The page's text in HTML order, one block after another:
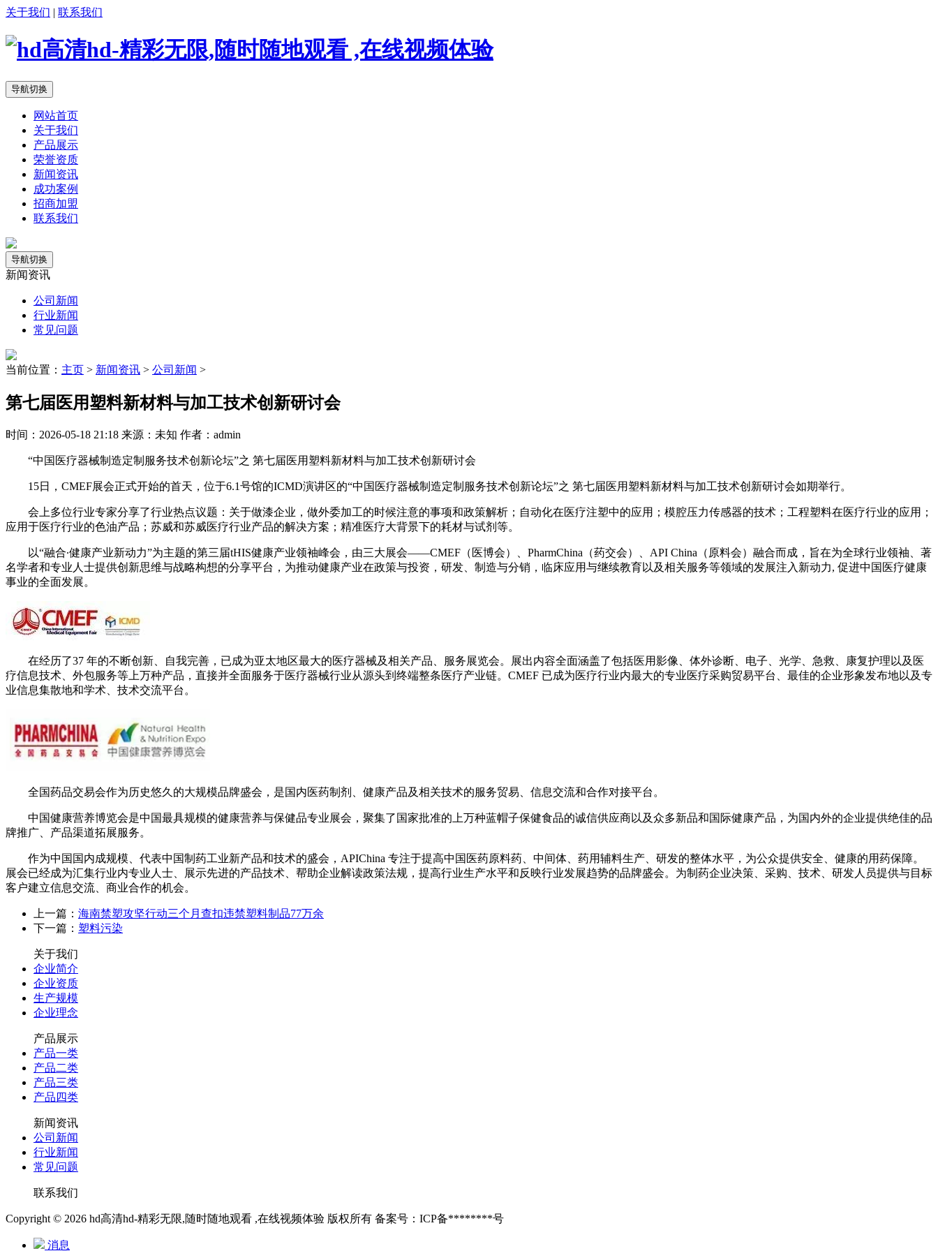
关于我们 | 联系我们
导航切换
网站首页
关于我们
产品展示
荣誉资质
新闻资讯
成功案例
招商加盟
联系我们
导航切换
新闻资讯
公司新闻
行业新闻
常见问题
当前位置： 主页 > 新闻资讯 > 公司新闻 >
第七届医用塑料新材料与加工技术创新研讨会
时间：2026-05-18 21:18 来源：未知 作者：admin
“中国医疗器械制造定制服务技术创新论坛”之 第七届医用塑料新材料与加工技术创新研讨会
15日，CMEF展会正式开始的首天，位于6.1号馆的ICMD演讲区的“中国医疗器械制造定制服务技术创新论坛”之 第七届医用塑料新材料与加工技术创新研讨会如期举行。
会上多位行业专家分享了行业热点议题：关于做漆企业，做外委加工的时候注意的事项和政策解析；自动化在医疗注塑中的应用；模腔压力传感器的技术；工程塑料在医疗行业的应用；
应用于医疗行业的色油产品；苏威和苏威医疗行业产品的解决方案；精准医疗大背景下的耗材与试剂等。
以“融合∙健康产业新动力”为主题的第三届tHIS健康产业领袖峰会，由三大展会——CMEF（医博会）、PharmChina（药交会）、API China（原料会）融合而成，旨在为全球行业领袖、著
名学者和专业人士提供创新思维与战略构想的分享平台，为推动健康产业在政策与投资，研发、制造与分销，临床应用与继续教育以及相关服务等领域的发展注入新动力, 促进中国医疗健康
事业的全面发展。
在经历了37 年的不断创新、自我完善，已成为亚太地区最大的医疗器械及相关产品、服务展览会。展出内容全面涵盖了包括医用影像、体外诊断、电子、光学、急救、康复护理以及医
疗信息技术、外包服务等上万种产品，直接并全面服务于医疗器械行业从源头到终端整条医疗产业链。CMEF 已成为医疗行业内最大的专业医疗采购贸易平台、最佳的企业形象发布地以及专
业信息集散地和学术、技术交流平台。
全国药品交易会作为历史悠久的大规模品牌盛会，是国内医药制剂、健康产品及相关技术的服务贸易、信息交流和合作对接平台。
中国健康营养博览会是中国最具规模的健康营养与保健品专业展会，聚集了国家批准的上万种蓝帽子保健食品的诚信供应商以及众多新品和国际健康产品，为国内外的企业提供绝佳的品
牌推广、产品渠道拓展服务。
作为中国国内成规模、代表中国制药工业新产品和技术的盛会，APIChina 专注于提高中国医药原料药、中间体、药用辅料生产、研发的整体水平，为公众提供安全、健康的用药保障。
展会已经成为汇集行业内专业人士、展示先进的产品技术、帮助企业解读政策法规，提高行业生产水平和反映行业发展趋势的品牌盛会。为制药企业决策、采购、技术、研发人员提供与目标
客户建立信息交流、商业合作的机会。
上一篇： 海南禁塑攻坚行动三个月查扣违禁塑料制品77万余
下一篇： 塑料污染
关于我们
企业简介
企业资质
生产规模
企业理念
产品展示
产品一类
产品二类
产品三类
产品四类
新闻资讯
公司新闻
行业新闻
常见问题
联系我们
Copyright © 2026 hd高清hd-精彩无限,随时随地观看 ,在线视频体验 版权所有 备案号：ICP备********号
消息